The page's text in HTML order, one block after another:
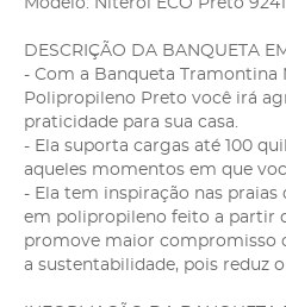
Modelo: Niterói ECO Preto
DESCRIÇÃO DA BANQUETA
- Com a Banqueta Tramontina
Polipropileno Preto você irá
praticidade para sua casa.
- Ela suporta cargas até 100
aqueles momentos em que
- Ela tem inspiração nas praias
em polipropileno feito a partir
promove maior compromisso
a sustentabilidade, pois reduz